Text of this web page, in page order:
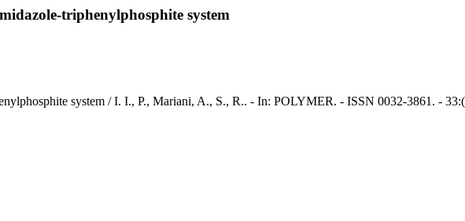
triphenylphosphite system
system / I. I., P., Mariani, A., S., R.. - In: POLYMER. - ISSN 0032-3861. -